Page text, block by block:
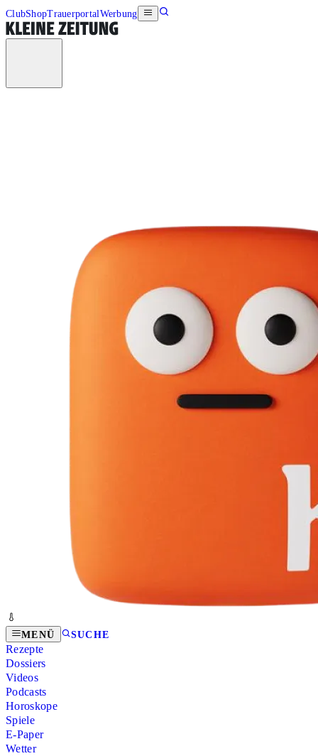
ClubShopTrauerportalWerbung
MENÜ SUCHE
Rezepte
Dossiers
Videos
Podcasts
Horoskope
Spiele
E-Paper
Wetter